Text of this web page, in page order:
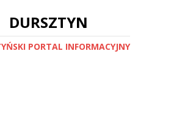
DURSZTYN
PORTAL INFORMACYJNY